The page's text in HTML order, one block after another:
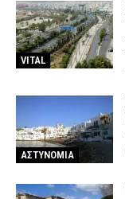
VITAL
ΑΣΤΥΝΟΜΙΑ